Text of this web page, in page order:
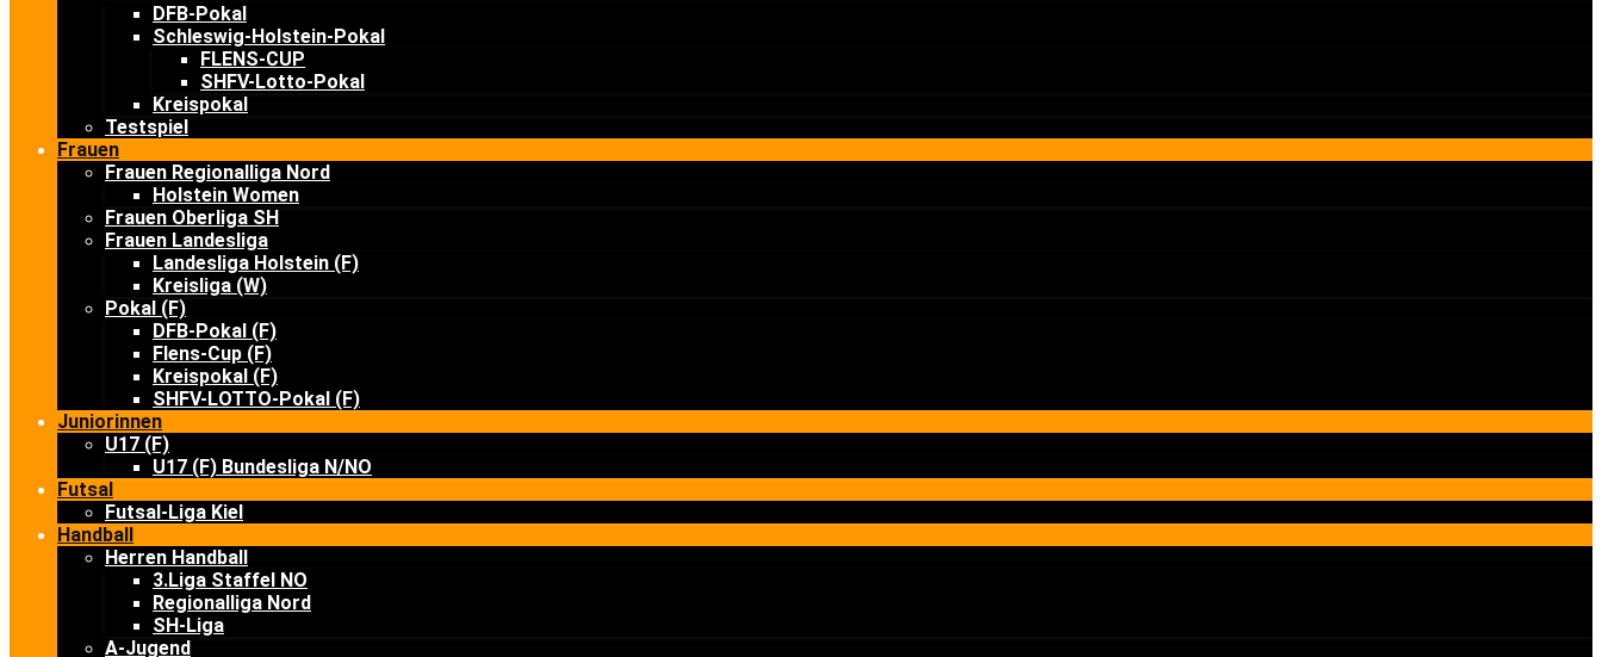
DFB-Pokal
Schleswig-Holstein-Pokal
FLENS-CUP
SHFV-Lotto-Pokal
Kreispokal
Testspiel
Frauen
Frauen Regionalliga Nord
Holstein Women
Frauen Oberliga SH
Frauen Landesliga
Landesliga Holstein (F)
Kreisliga (W)
Pokal (F)
DFB-Pokal (F)
Flens-Cup (F)
Kreispokal (F)
SHFV-LOTTO-Pokal (F)
Juniorinnen
U17 (F)
U17 (F) Bundesliga N/NO
Futsal
Futsal-Liga Kiel
Handball
Herren Handball
3.Liga Staffel NO
Regionalliga Nord
SH-Liga
A-Jugend